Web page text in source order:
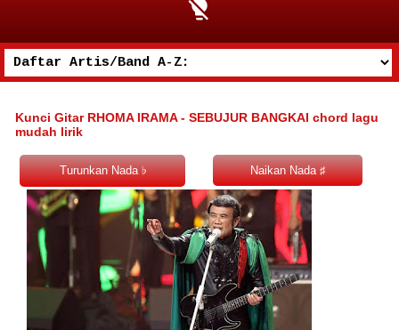
Kunci Gitar RHOMA IRAMA - SEBUJUR BANGKAI chord lagu
mudah lirik